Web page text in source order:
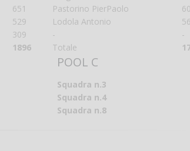
651 Pastorino PierPaolo
529 Lodola Antonio
309 -
-
1896 Totale
POOL C
Squadra n.3
Squadra n.4
Squadra n.8